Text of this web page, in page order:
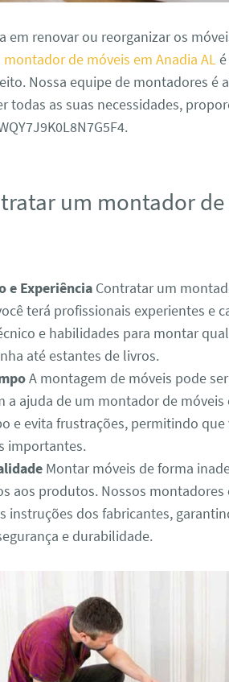
em renovar ou reorganizar os
montador de móveis em Anadia AL
Nossa equipe de montadores é
todas as suas necessidades,
um montador de
e ExperiênciaContratar um
terá profissionais experientes e
e habilidades para montar
até estantes de livros.
A montagem de móveis pode
a ajuda de um montador de móveis
e evita frustrações, permitindo que
importantes.
Montar móveis de forma
aos produtos. Nossos montadores
instruções dos fabricantes,
e durabilidade.